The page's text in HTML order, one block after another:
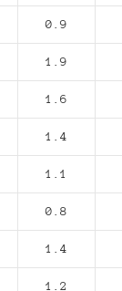
0.9
1.9
1.6
1.4
1.1
0.8
1.4
1.2